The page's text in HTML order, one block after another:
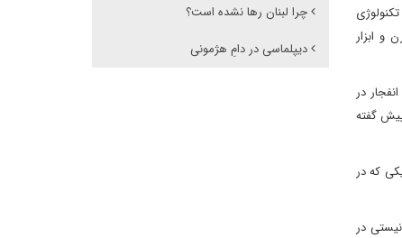
و ابزار
در
گفته
که در
در
چرا لبنان رها نشده است؟
دیپلماسی در دامِ هژمونی